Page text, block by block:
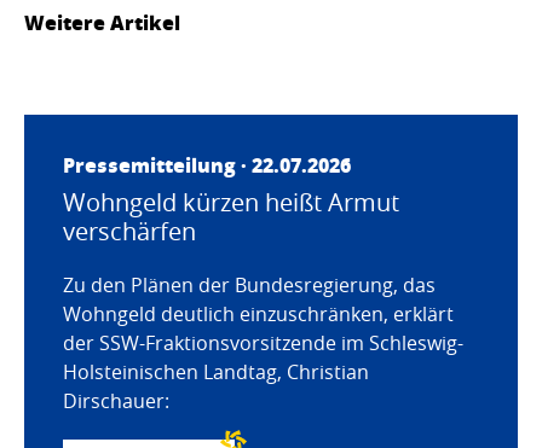
Weitere Artikel
Pressemitteilung · 22.07.2026
Wohngeld kürzen heißt Armut
verschärfen
Zu den Plänen der Bundesregierung, das
Wohngeld deutlich einzuschränken, erklärt
der SSW-Fraktionsvorsitzende im Schleswig-
Holsteinischen Landtag, Christian
Dirschauer: